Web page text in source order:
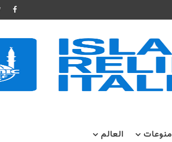
منوعات العالم